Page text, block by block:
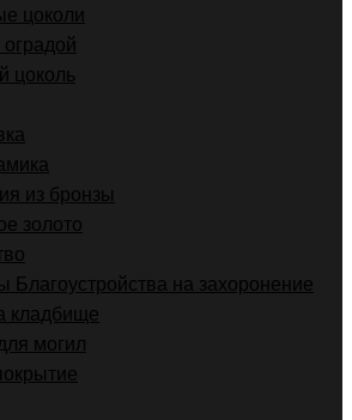
цоколи
цоколь
из бронзы
золото
Благоустройства на захоронение
кладбище
могил